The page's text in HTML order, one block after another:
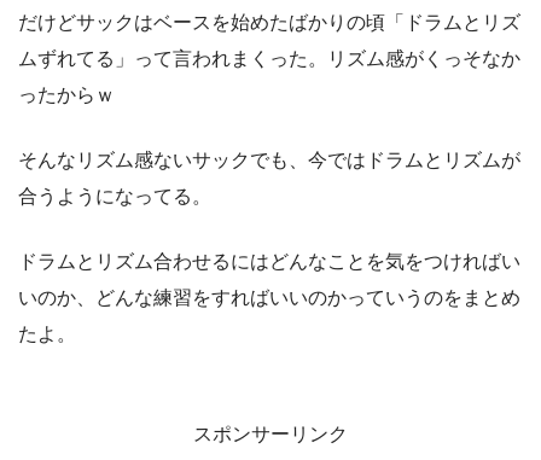
だけどサックはベースを始めたばかりの頃「ドラムとリズ
ムずれてる」って言われまくった。リズム感がくっそなか
ったからｗ
そんなリズム感ないサックでも、今ではドラムとリズムが
合うようになってる。
ドラムとリズム合わせるにはどんなことを気をつければい
いのか、どんな練習をすればいいのかっていうのをまとめ
たよ。
スポンサーリンク